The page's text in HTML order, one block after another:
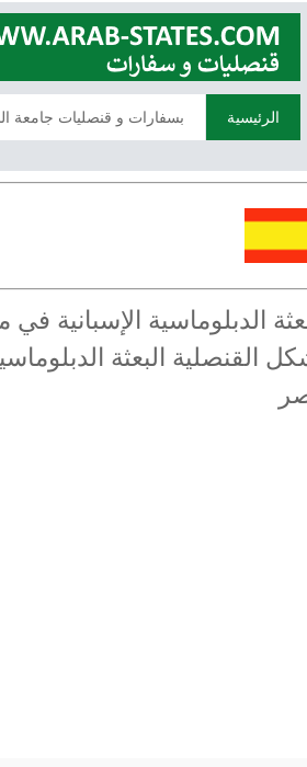
الرئيسية بسفارات و قنصليات جامعة
الدبلوماسية
القنصلية البعثة